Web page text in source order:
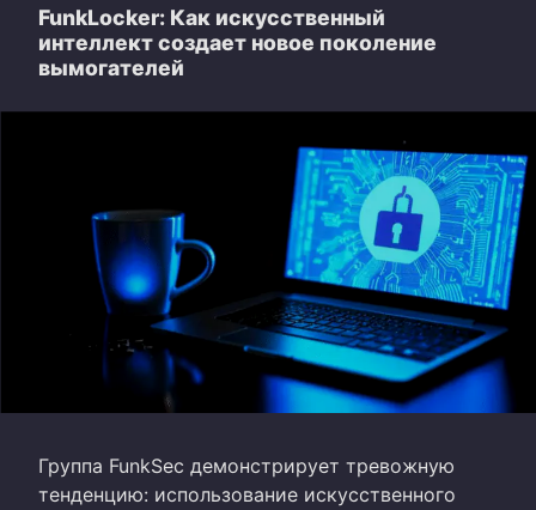
FunkLocker: Как искусственный
интеллект создает новое поколение
вымогателей
Группа FunkSec демонстрирует тревожную
тенденцию: использование искусственного